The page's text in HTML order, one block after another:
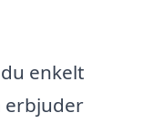
enkelt
erbjuder